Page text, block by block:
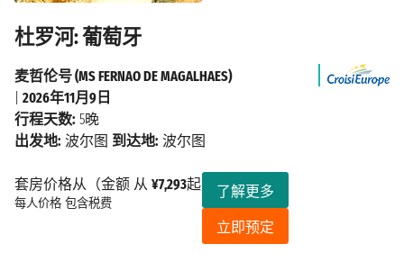
杜罗河: 葡萄牙
套房价格从（金额 从 ¥7,293起
每人价格 包含税费
了解更多
立即预定
麦哲伦号 (MS FERNAO DE MAGALHAES)
2026年11月9日
行程天数: 5晚
出发地: 波尔图 到达地: 波尔图